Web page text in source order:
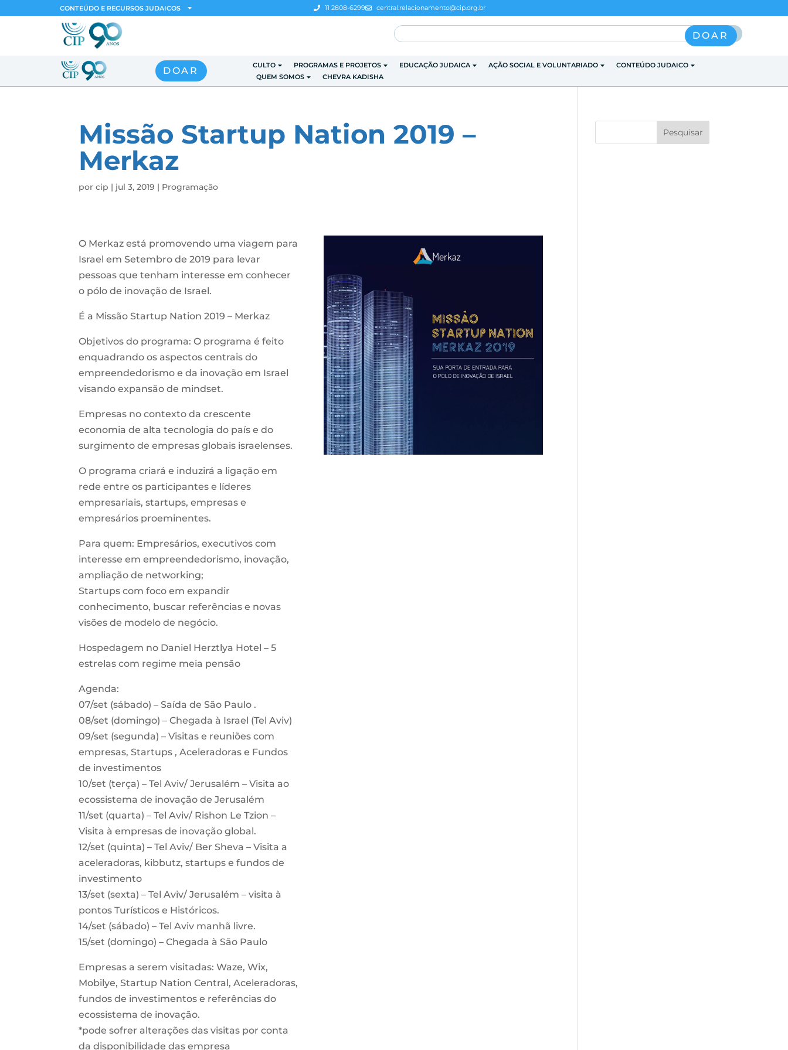
CONTEÚDO E RECURSOS JUDAICOS 11 2808-6299 central.relacionamento@cip.org.br
Pesquisar
DOAR
DOAR CULTO PROGRAMAS E PROJETOS EDUCAÇÃO JUDAICA AÇÃO SOCIAL E VOLUNTARIADO
CONTEÚDO JUDAICO
QUEM SOMOS
CHEVRA KADISHA
Missão Startup Nation 2019 –
Merkaz
porcip | jul 3, 2019 | Programação
O Merkaz está promovendo uma viagem para
Israel em Setembro de 2019 para levar
pessoas que tenham interesse em conhecer
o pólo de inovação de Israel.
É a Missão Startup Nation 2019 – Merkaz
Objetivos do programa: O programa é feito
enquadrando os aspectos centrais do
empreendedorismo e da inovação em Israel
visando expansão de mindset.
Empresas no contexto da crescente
economia de alta tecnologia do país e do
surgimento de empresas globais israelenses.
O programa criará e induzirá a ligação em
rede entre os participantes e líderes
empresariais, startups, empresas e
empresários proeminentes.
Para quem: Empresários, executivos com
interesse em empreendedorismo, inovação,
ampliação de networking;
Startups com foco em expandir
conhecimento, buscar referências e novas
visões de modelo de negócio.
Hospedagem no Daniel Herztlya Hotel – 5
estrelas com regime meia pensão
Agenda:
07/set (sábado) – Saída de São Paulo .
08/set (domingo) – Chegada à Israel (Tel Aviv)
09/set (segunda) – Visitas e reuniões com
empresas, Startups , Aceleradoras e Fundos
de investimentos
10/set (terça) – Tel Aviv/ Jerusalém – Visita ao
ecossistema de inovação de Jerusalém
11/set (quarta) – Tel Aviv/ Rishon Le Tzion –
Visita à empresas de inovação global.
12/set (quinta) – Tel Aviv/ Ber Sheva – Visita a
aceleradoras, kibbutz, startups e fundos de
investimento
13/set (sexta) – Tel Aviv/ Jerusalém – visita à
pontos Turísticos e Históricos.
14/set (sábado) – Tel Aviv manhã livre.
15/set (domingo) – Chegada à São Paulo
Empresas a serem visitadas: Waze, Wix,
Mobilye, Startup Nation Central, Aceleradoras,
fundos de investimentos e referências do
ecossistema de inovação.
*pode sofrer alterações das visitas por conta
da disponibilidade das empresa